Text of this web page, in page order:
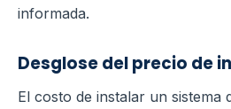
informada.
Desglose del precio de
El costo de instalar un sistema